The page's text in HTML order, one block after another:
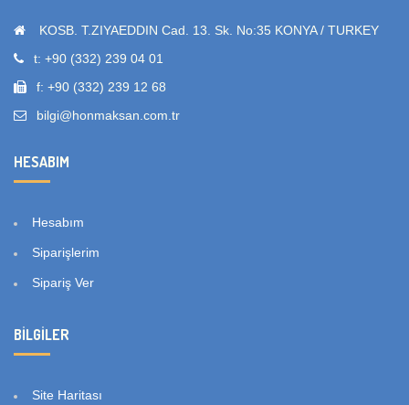
KOSB. T.ZIYAEDDIN Cad. 13. Sk. No:35 KONYA / TURKEY
t: +90 (332) 239 04 01
f: +90 (332) 239 12 68
bilgi@honmaksan.com.tr
HESABIM
Hesabım
Siparişlerim
Sipariş Ver
BILGILER
Site Haritası